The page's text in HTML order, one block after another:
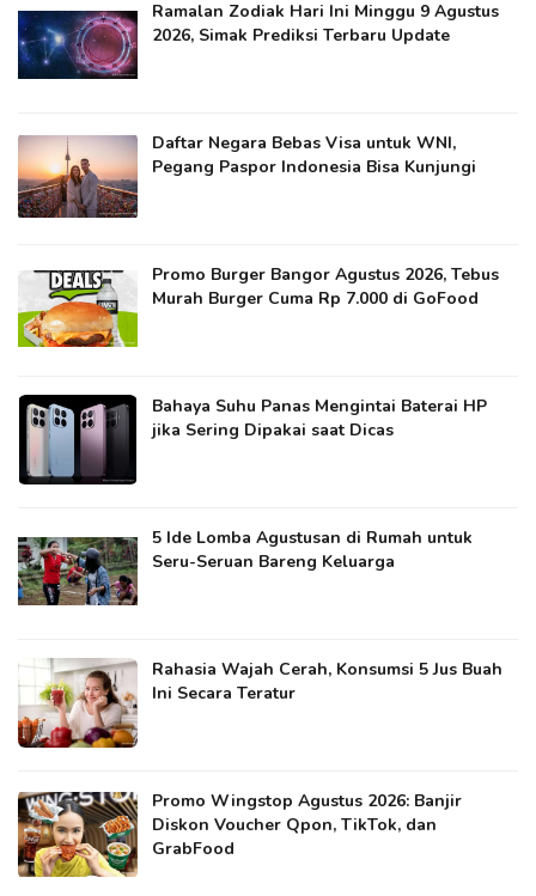
Ramalan Zodiak Hari Ini Minggu 9 Agustus
2026, Simak Prediksi Terbaru Update
Daftar Negara Bebas Visa untuk WNI,
Pegang Paspor Indonesia Bisa Kunjungi
Promo Burger Bangor Agustus 2026, Tebus
Murah Burger Cuma Rp 7.000 di GoFood
Bahaya Suhu Panas Mengintai Baterai HP
jika Sering Dipakai saat Dicas
5 Ide Lomba Agustusan di Rumah untuk
Seru-Seruan Bareng Keluarga
Rahasia Wajah Cerah, Konsumsi 5 Jus Buah
Ini Secara Teratur
Promo Wingstop Agustus 2026: Banjir
Diskon Voucher Qpon, TikTok, dan
GrabFood